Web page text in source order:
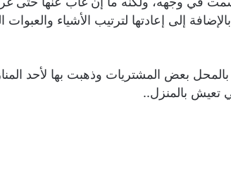
إلى إعادتها لترتيب الأشياء والعبوات
بعض المشتريات وذهبت بها لأحد
تعيش بالمنزل..